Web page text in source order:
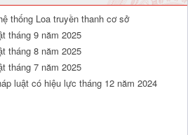
thống Loa truyền thanh cơ sở
tháng 9 năm 2025
tháng 8 năm 2025
tháng 7 năm 2025
luật có hiệu lực tháng 12 năm 2024